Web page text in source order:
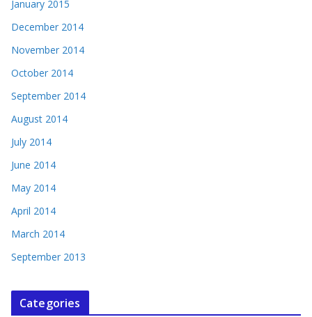
January 2015
December 2014
November 2014
October 2014
September 2014
August 2014
July 2014
June 2014
May 2014
April 2014
March 2014
September 2013
Categories